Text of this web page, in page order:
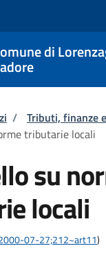
di
pane
/ Tributi, finanze
tributarie locali
su
locali
07-27;212~art11)